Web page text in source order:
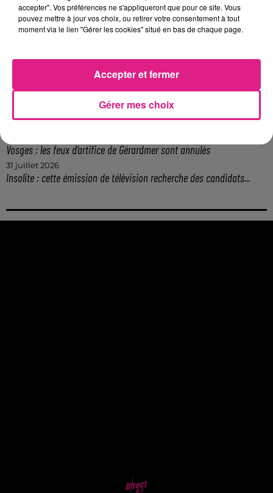
Casting de Woof : l'Euro-Métropole de Metz part à la recherche de...
4 août 2026
Officiel : Gauthier Hein quitte le FC Metz pour l'OGC Nice
Officiel : le lac de Madine reporte son feu d’artifice
Eclipse Solaire du 12 août : où voir ce phénomène en Lorraine ?
Chalets de Noël solidaires : la ville de Metz lance un appel à...
Vosges : les feux d’artifice de Gérardmer sont annulés
31 juillet 2026
Insolite : cette émission de télévision recherche des candidats...
accepter". Vos préférences ne s'appliqueront que pour ce site. Vous
pouvez mettre à jour vos choix, ou retirer votre consentement à tout
moment via le lien "Gérer les cookies" situé en bas de chaque page.
Gérer mes choix
Accepter et fermer